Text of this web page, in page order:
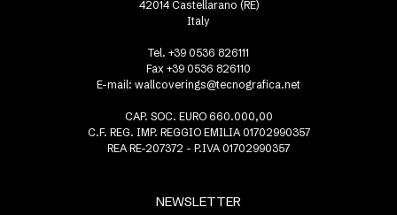
NEWSLETTER
42014 Castellarano (RE)
Italy
Tel. +39 0536 826111
Fax +39 0536 826110
E-mail: wallcoverings@tecnografica.net
CAP. SOC. EURO 660.000,00
C.F. REG. IMP. REGGIO EMILIA 01702990357
REA RE-207372 - P.IVA 01702990357